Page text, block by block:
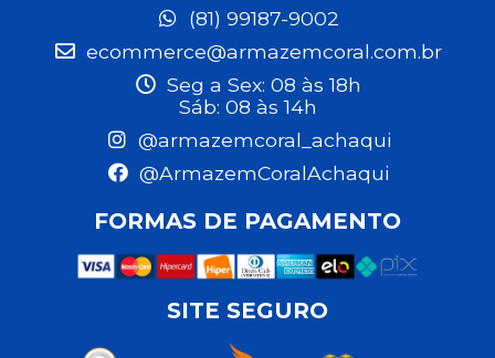
(81) 99187-9002
ecommerce@armazemcoral.com.br
Seg a Sex: 08 às 18h
Sáb: 08 às 14h
@armazemcoral_achaqui
@ArmazemCoralAchaqui
FORMAS DE PAGAMENTO
SITE SEGURO